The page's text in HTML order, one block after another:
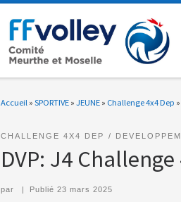
Accueil » SPORTIVE » JEUNE » Challenge 4x4 Dep »
CHALLENGE 4X4 DEP
DVP: J4
par | Publié 23 mars 2025